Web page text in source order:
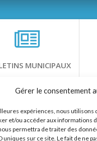
Gérer le consentement
expériences, nous utilisons
et/ou accéder aux informations
permettra de traiter des
uniques sur ce site. Le fait de ne
MUNICIPAUX